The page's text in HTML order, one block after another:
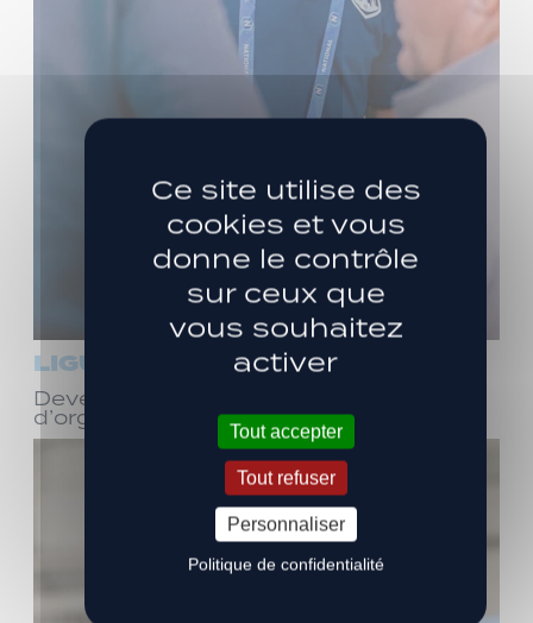
LIGUE 3
Devenez bénévole ! Réunion
d’organisation le samedi 8 août
Ce site utilise des
cookies et vous
donne le contrôle
sur ceux que
vous souhaitez
activer
Tout accepter
Tout refuser
Personnaliser
Politique de confidentialité